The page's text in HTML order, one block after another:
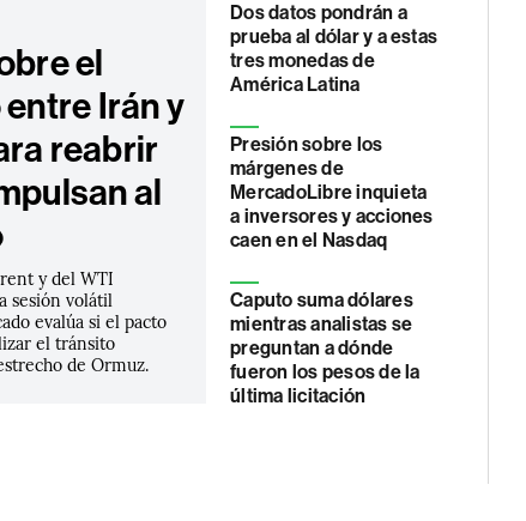
el
Irán y
reabrir
al
y del WTI
sesión volátil
evalúa si el pacto
el tránsito
de Ormuz.
Dos datos pondrán a
prueba al dólar y a estas
tres monedas de
América Latina
Presión sobre los
márgenes de
MercadoLibre inquieta
a inversores y acciones
caen en el Nasdaq
Caputo suma dólares
mientras analistas se
preguntan a dónde
fueron los pesos de la
última licitación